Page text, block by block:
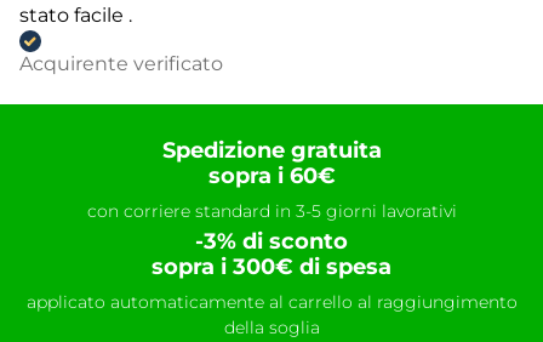
stato facile .
Acquirente verificato
Spedizione gratuita
sopra i 60€
con corriere standard in 3-5 giorni lavorativi
-3% di sconto
sopra i 300€ di spesa
applicato automaticamente al carrello al raggiungimento
della soglia